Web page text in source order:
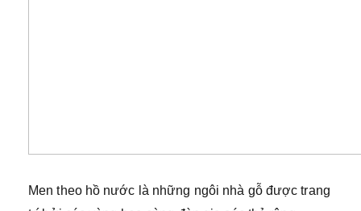
Men theo hồ nước là những ngôi nhà gỗ được trang